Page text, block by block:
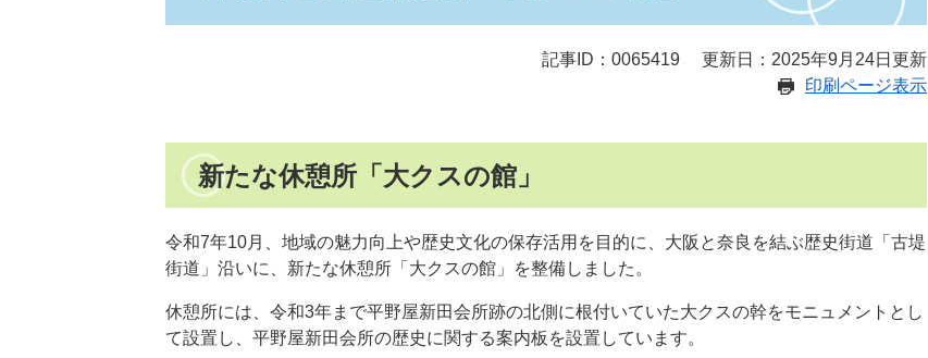
記事ID：0065419
更新日：2025年9月24日更新
印刷ページ表示
新たな休憩所「大クスの館」
令和7年10月、地域の魅力向上や歴史文化の保存活用を目的に、大阪と奈良を結ぶ歴史街道「古堤
街道」沿いに、新たな休憩所「大クスの館」を整備しました。
休憩所には、令和3年まで平野屋新田会所跡の北側に根付いていた大クスの幹をモニュメントとし
て設置し、平野屋新田会所の歴史に関する案内板を設置しています。